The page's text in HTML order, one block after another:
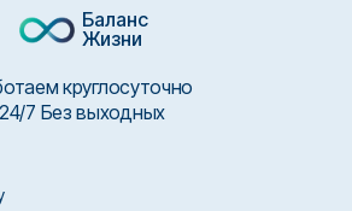
Жизни
Баланс
круглосуточно
24/7 Без выходных